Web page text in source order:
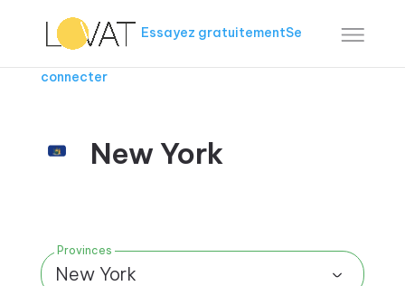
Essayez gratuitementSe
connecter
New York
Provinces
New York